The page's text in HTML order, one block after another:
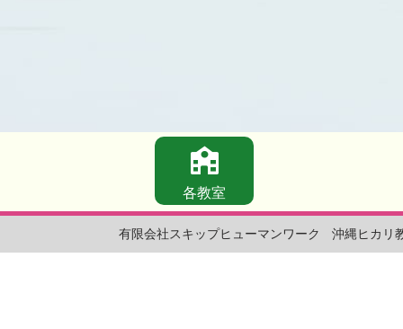
各教室
有限会社スキップヒューマンワーク 沖縄ヒカリ